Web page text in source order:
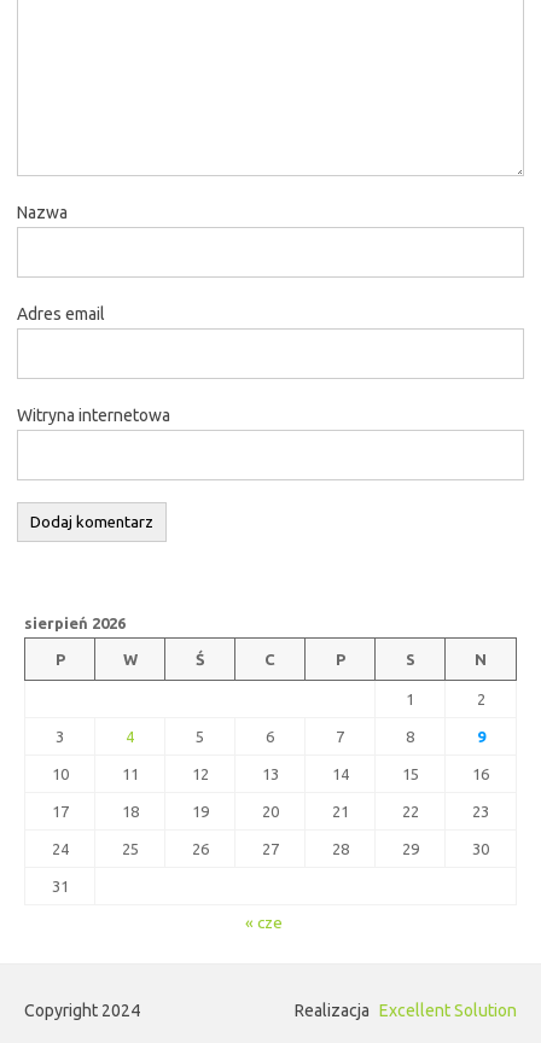
Nazwa
Adres email
Witryna internetowa
sierpień 2026
P W Ś C P S N
1 2
3 4 5 6 7 8 9
10 11 12 13 14 15 16
17 18 19 20 21 22 23
24 25 26 27 28 29 30
31
« cze
Copyright 2024 Realizacja Excellent Solution